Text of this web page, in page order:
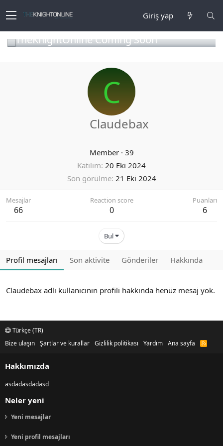
Giriş yap
TheKnightOnline Coming Soon
C
Claudebax
Member · 39
Katılım 20 Eki 2024
Son görülme 21 Eki 2024
Mesajlar
66
Reaction score
0
Puanları
6
Bul
Profil mesajları Son aktivite Gönderiler Hakkında
Claudebax adlı kullanıcının profili hakkında henüz mesaj yok.
Türkçe (TR)
Bize ulaşın Şartlar ve kurallar Gizlilik politikası Yardım Ana sayfa
R
Hakkımızda
asdadasdadasd
Neler yeni
Yeni mesajlar
Yeni profil mesajları